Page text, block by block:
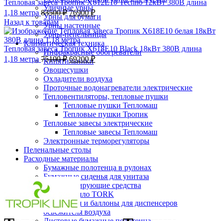
Уличные урны
Урны для бумаги
Урны настенные
Урны-пепельницы
Климатическая техника
Инфракрасные обогреватели
Кипятильники
Овощесушки
Охладители воздуха
Проточные водонагреватели электрические
Тепловентиляторы, тепловые пушки
Тепловые пушки Тепломаш
Тепловые пушки Тропик
Тепловые завесы электрические
Тепловые завесы Тепломаш
Электронные терморегуляторы
Пеленальные столы
Расходные материалы
Бумажные полотенца в рулонах
Бумажные сиденья для унитаза
Дезинфицирующие средства
Жидкое мыло TORK
Картриджи и баллоны для диспенсеров
освежителя воздуха
Тепловая завеса Тропик X612E10 Techno 12кВт 380В длина
1,18 метра 83500₽ 76900₽
Назад к товарам
Тепловая завеса Тропик X618E10 Black 18кВт 380В длина
1,18 метра 75100₽ 69200₽
-7%;процент скидки
Нажмите, чтобы увеличить